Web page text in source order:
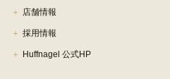
店舗情報
採用情報
Huffnagel 公式HP